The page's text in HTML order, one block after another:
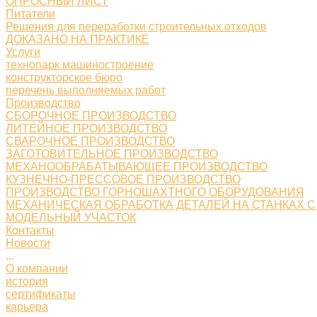
Питатели
Решения для переработки строительных отходов
ДОКАЗАНО НА ПРАКТИКЕ
Услуги
технопарк машиностроение
конструкторское бюро
перечень выполняемых работ
Производство
СБОРОЧНОЕ ПРОИЗВОДСТВО
ЛИТЕЙНОЕ ПРОИЗВОДСТВО
СВАРОЧНОЕ ПРОИЗВОДСТВО
ЗАГОТОВИТЕЛЬНОЕ ПРОИЗВОДСТВО
МЕХАНООБРАБАТЫВАЮЩЕЕ ПРОИЗВОДСТВО
КУЗНЕЧНО-ПРЕССОВОЕ ПРОИЗВОДСТВО
ПРОИЗВОДСТВО ГОРНОШАХТНОГО ОБОРУДОВАНИЯ
МЕХАНИЧЕСКАЯ ОБРАБОТКА ДЕТАЛЕЙ НА СТАНКАХ
МОДЕЛЬНЫЙ УЧАСТОК
Контакты
Новости
...
О компании
история
сертификаты
карьера